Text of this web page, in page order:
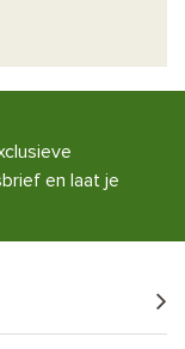
en laat je